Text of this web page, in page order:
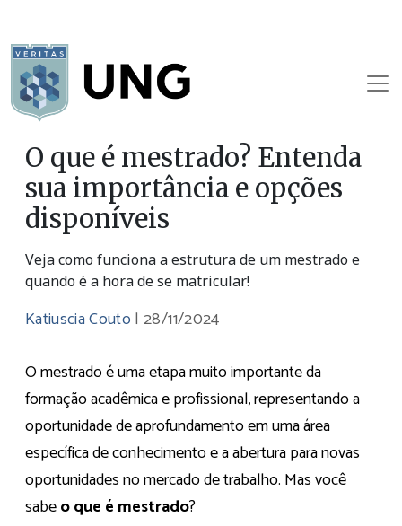
O que é mestrado? Entenda
sua importância e opções
disponíveis
Veja como funciona a estrutura de um mestrado e
quando é a hora de se matricular!
Katiuscia Couto |28/11/2024
O mestrado é uma etapa muito importante da
formação acadêmica e profissional, representando a
oportunidade de aprofundamento em uma área
específica de conhecimento e a abertura para novas
oportunidades no mercado de trabalho. Mas você
sabeo que é mestrado?